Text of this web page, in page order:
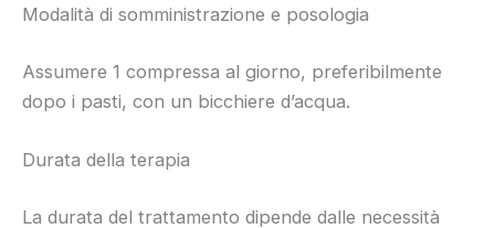
Modalità di somministrazione e posologia
Assumere 1 compressa al giorno, preferibilmente
dopo i pasti, con un bicchiere d’acqua.
Durata della terapia
La durata del trattamento dipende dalle necessità